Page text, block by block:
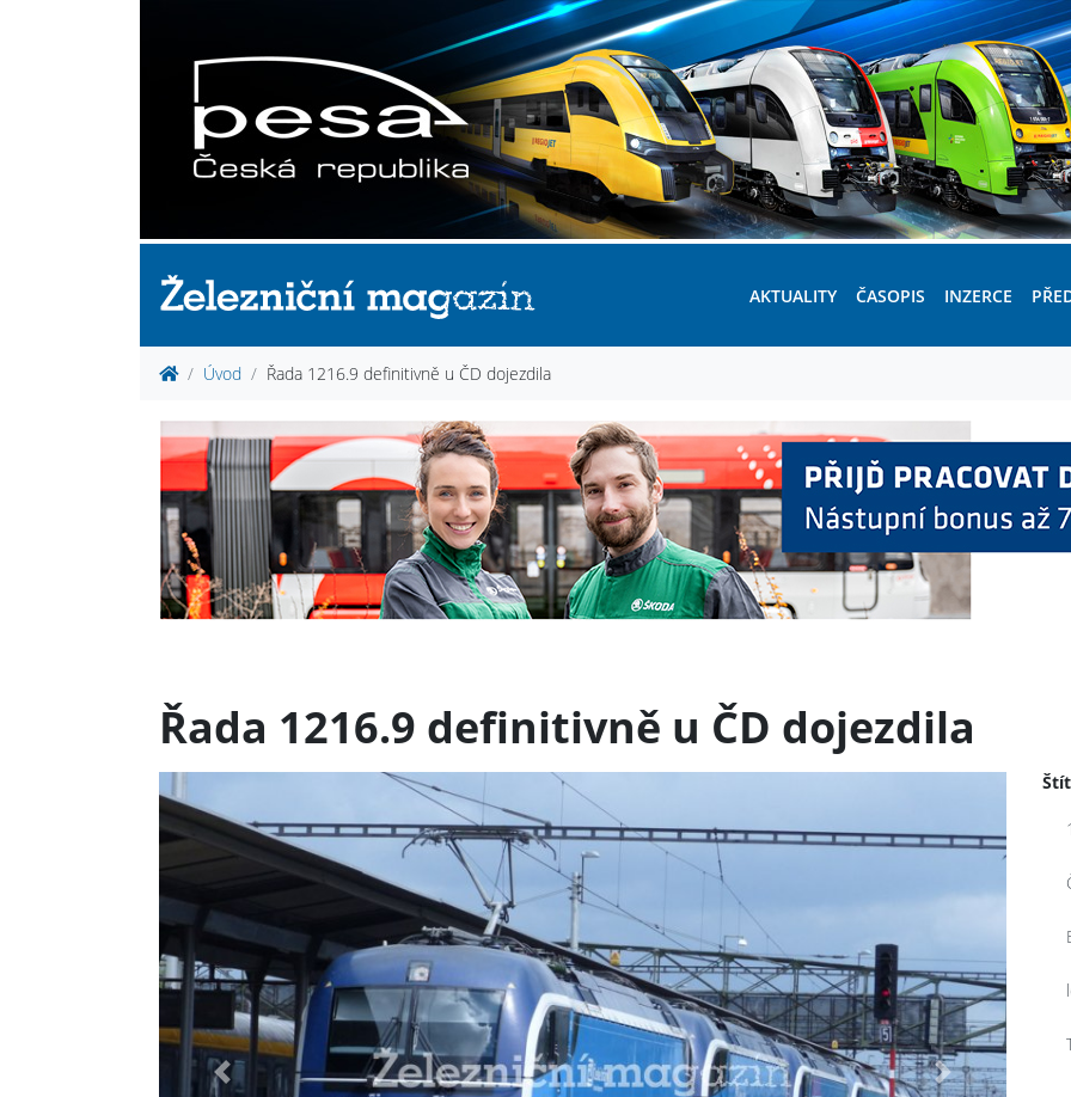
AKTUALITY ČASOPIS INZERCE
Úvod Řada 1216.9 definitivně u ČD dojezdila
Řada 1216.9 definitivně u ČD dojezdila
Previous Next